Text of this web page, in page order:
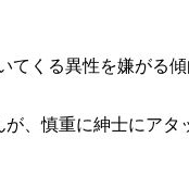
くる異性を嫌がる傾
、慎重に紳士にアタ